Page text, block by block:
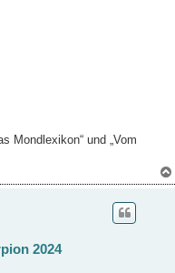
Mondlexikon“ und „Vom
2024